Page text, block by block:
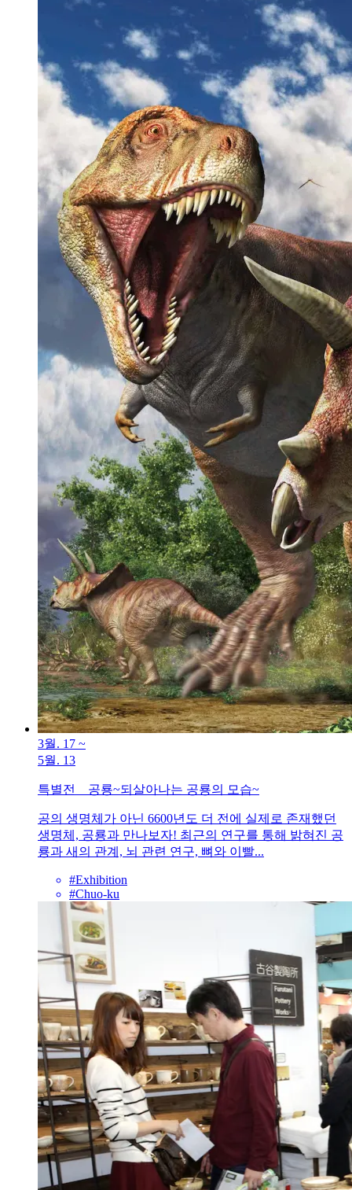
3월. 17 ~
5월. 13
특별전 공룡~되살아나는 공룡의 모습~
공의 생명체가 아닌 6600년도 더 전에 실제로 존재했던
생명체, 공룡과 만나보자! 최근의 연구를 통해 밝혀진 공
룡과 새의 관계, 뇌 관련 연구, 뼈와 이빨...
#Exhibition
#Chuo-ku